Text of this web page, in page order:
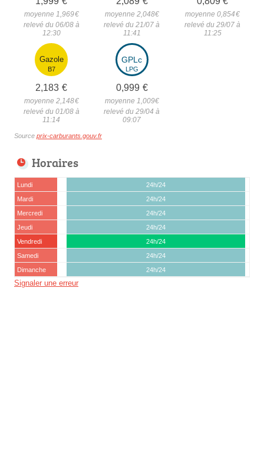
moyenne 1,969€
relevé du 06/08 à
12:30
moyenne 2,048€
relevé du 21/07 à
11:41
moyenne 0,854€
relevé du 29/07 à
11:25
Gazole
B7
2,183 €
moyenne 2,148€
relevé du 01/08 à
11:14
GPLc
LPG
0,999 €
moyenne 1,009€
relevé du 29/04 à
09:07
Source prix-carburants.gouv.fr
Horaires
Lundi
24h/24
Mardi
24h/24
Mercredi
24h/24
Jeudi
24h/24
Vendredi
24h/24
Samedi
24h/24
Dimanche
24h/24
Signaler une erreur